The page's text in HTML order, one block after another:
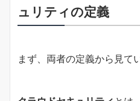
ュリティの定義
まず、両者の定義から見て